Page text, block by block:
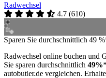
Radwechsel
4.7 (610)
Sparen Sie durchschnittlich 49
Radwechsel online buchen und
Sie sparen durchschnittlich 49%
autobutler.de vergleichen.